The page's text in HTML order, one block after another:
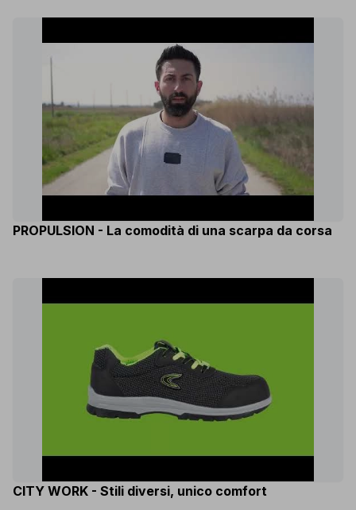
PROPULSION - La comodità di una scarpa da corsa
CITY WORK - Stili diversi, unico comfort